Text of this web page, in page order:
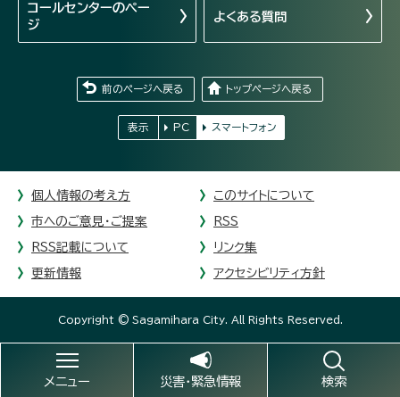
コールセンターのペー
ジ
よくある質問
前のページへ戻る トップページへ戻る
表示 PC スマートフォン
個人情報の考え方 このサイトについて
市へのご意見・ご提案 RSS
RSS記載について リンク集
更新情報 アクセシビリティ方針
Copyright © Sagamihara City. All Rights Reserved.
メニュー 災害・緊急情報 検索